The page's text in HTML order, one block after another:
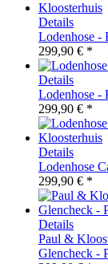
Details
Lodenhose -
299,90 € *
Details
Lodenhose -
299,90 € *
Details
Lodenhose
299,90 € *
Details
Paul &
Glencheck -